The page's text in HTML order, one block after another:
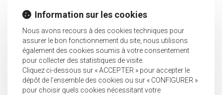
Information sur les cookies
Nous avons recours à des cookies techniques pour
assurer le bon fonctionnement du site, nous utilisons
également des cookies soumis à votre consentement
pour collecter des statistiques de visite.
Cliquez ci-dessous sur « ACCEPTER » pour accepter le
dépôt de l'ensemble des cookies ou sur « CONFIGURER »
pour choisir quels cookies nécessitant votre